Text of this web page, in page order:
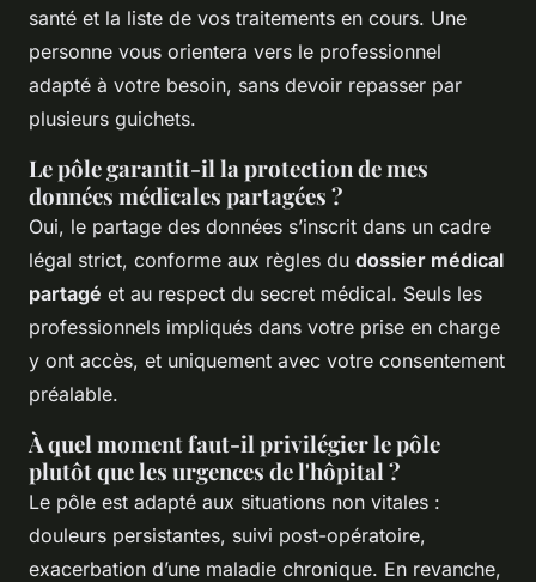
santé et la liste de vos traitements en cours. Une
personne vous orientera vers le professionnel
adapté à votre besoin, sans devoir repasser par
plusieurs guichets.
Le pôle garantit-il la protection de mes
données médicales partagées ?
Oui, le partage des données s’inscrit dans un cadre
légal strict, conforme aux règles du dossier médical
partagé et au respect du secret médical. Seuls les
professionnels impliqués dans votre prise en charge
y ont accès, et uniquement avec votre consentement
préalable.
À quel moment faut-il privilégier le pôle
plutôt que les urgences de l'hôpital ?
Le pôle est adapté aux situations non vitales :
douleurs persistantes, suivi post-opératoire,
exacerbation d’une maladie chronique. En revanche,